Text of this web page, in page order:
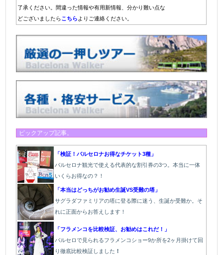
了承ください。間違った情報や有用新情報、分かり難い点な
どございましたらこちら よりご連絡ください。
ピックアップ記事。
「検証！バルセロナお得なチケット3種」
バルセロナ観光で使える代表的な割引券の3つ。本当に一体
いくらお得なの？！
「本当はどっちがお勧め生誕VS受難の塔」
サグラダファミリアの塔に登る際に迷う、生誕か受難か。そ
れに正面からお答えします！
「フラメンコを比較検証、お勧めはこれだ！」
バルセロで見られるフラメンコショー9か所を2ヶ月掛けて回
り徹底比較検証しました ！